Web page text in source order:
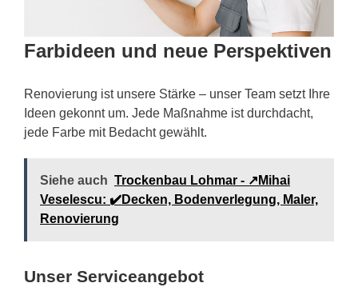
Farbideen und neue Perspektiven
Renovierung ist unsere Stärke – unser Team setzt Ihre
Ideen gekonnt um. Jede Maßnahme ist durchdacht,
jede Farbe mit Bedacht gewählt.
Siehe auch Trockenbau Lohmar - ↗️Mihai
Veselescu: ✔️Decken, Bodenverlegung, Maler,
Renovierung
Unser Serviceangebot